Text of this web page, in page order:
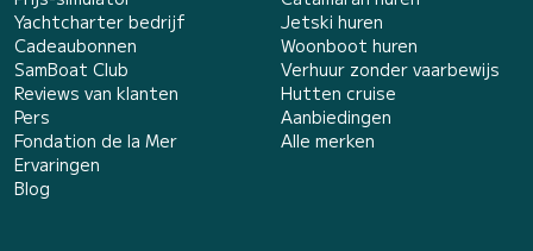
Yachtcharter bedrijf
Cadeaubonnen
SamBoat Club
Reviews van klanten
Pers
Fondation de la Mer
Ervaringen
Blog
Jetski huren
Woonboot huren
Verhuur zonder vaarbewijs
Hutten cruise
Aanbiedingen
Alle merken